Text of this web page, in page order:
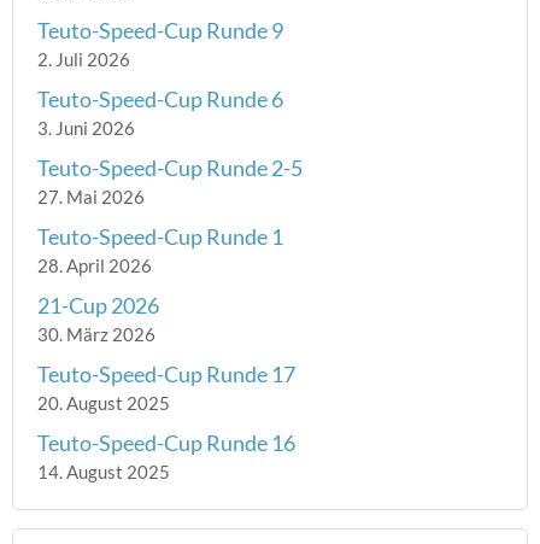
Teuto-Speed-Cup Runde 9
2. Juli 2026
Teuto-Speed-Cup Runde 6
3. Juni 2026
Teuto-Speed-Cup Runde 2-5
27. Mai 2026
Teuto-Speed-Cup Runde 1
28. April 2026
21-Cup 2026
30. März 2026
Teuto-Speed-Cup Runde 17
20. August 2025
Teuto-Speed-Cup Runde 16
14. August 2025